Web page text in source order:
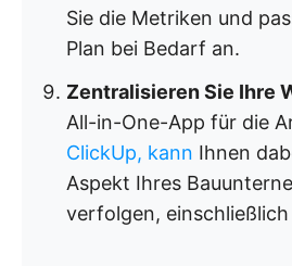
Sie die Metriken und
Plan bei Bedarf an.
Zentralisieren Sie Ihre
All-in-One-App für die
ClickUp, kann Ihnen
Aspekt Ihres
verfolgen,